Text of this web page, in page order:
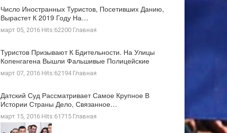
Число Иностранных Туристов, Посетивших Данию,
Вырастет К 2019 Году На…
март 05, 2016 Hits:62200 Главная
Туристов Призывают К Бдительности. На Улицы
Копенгагена Вышли Фальшивые Полицейские
март 07, 2016 Hits:62194 Главная
Датский Суд Рассматривает Самое Крупное В
Истории Страны Дело, Связанное…
март 15, 2016 Hits:61715 Главная